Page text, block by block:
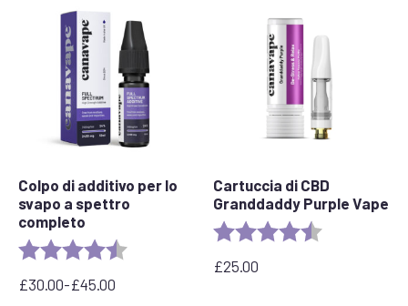
Colpo di additivo per lo
svapo a spettro
completo
Valutazione: 4.6 out of 5 stars
£30.00-£45.00
Fascia
Cartuccia di CBD
Granddaddy Purple Vape
Valutazione:
£25.00